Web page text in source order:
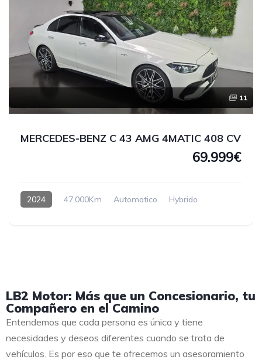
11
MERCEDES-BENZ C 43 AMG 4MATIC 408 CV
69.999€
2024 47,000Km Automatico Hybrido
LB2 Motor: Más que un Concesionario, tu
Compañero en el Camino
Entendemos que cada persona es única y tiene
necesidades y deseos diferentes cuando se trata de
vehículos. Es por eso que te ofrecemos un asesoramiento